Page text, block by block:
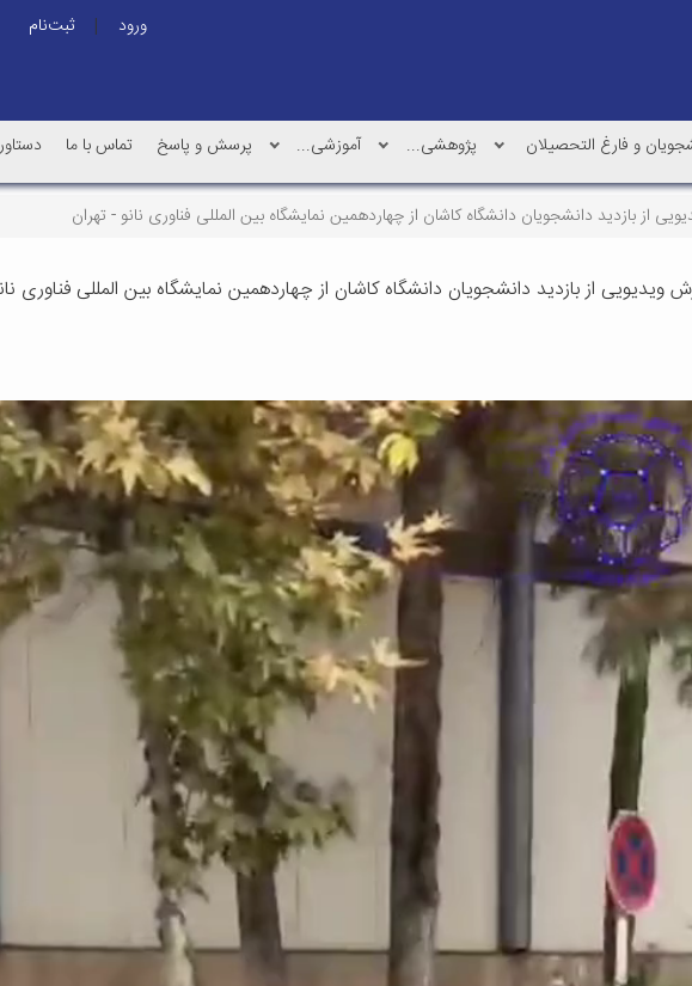
ورود |
ثبت‌نام
و فارغ التحصیلان پژوهشی... آموزشی... پرسش و پاسخ تماس با ما
از بازدید دانشجویان دانشگاه کاشان از چهاردهمین نمایشگاه بین المللی فناوری نانو - تهران
ویدیویی از بازدید دانشجویان دانشگاه کاشان از چهاردهمین نمایشگاه بین المللی فناوری